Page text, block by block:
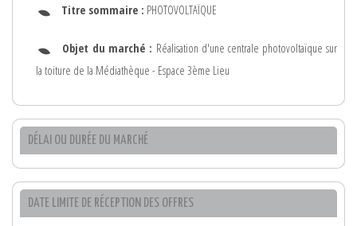
Titre sommaire : PHOTOVOLTAÏQUE
Objet du marché : Réalisation d'une centrale photovoltaïque sur
la toiture de la Médiathèque - Espace 3ème Lieu
DÉLAI OU DURÉE DU MARCHÉ
DATE LIMITE DE RÉCEPTION DES OFFRES